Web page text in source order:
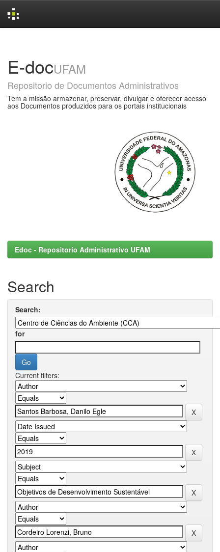
E-docUFAM
Repositorio de Documentos Administrativos
Tem a missão armazenar, preservar, divulgar e oferecer acesso
aos Documentos produzidos para os portais institucionais
Edoc - Repositorio Administrativo UFAM
Search
Search:
for
Current filters: